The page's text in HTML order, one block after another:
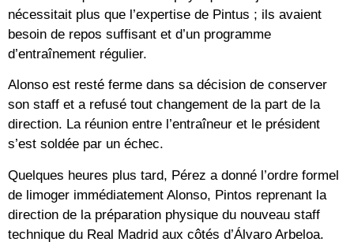
nécessitait plus que l’expertise de Pintus ; ils avaient
besoin de repos suffisant et d’un programme
d’entraînement régulier.
Alonso est resté ferme dans sa décision de conserver
son staff et a refusé tout changement de la part de la
direction. La réunion entre l’entraîneur et le président
s’est soldée par un échec.
Quelques heures plus tard, Pérez a donné l’ordre formel
de limoger immédiatement Alonso, Pintos reprenant la
direction de la préparation physique du nouveau staff
technique du Real Madrid aux côtés d’Álvaro Arbeloa.